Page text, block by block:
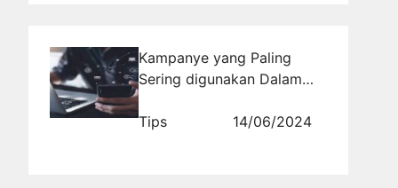
Kampanye yang Paling
Sering digunakan Dalam
Tips
14/06/2024